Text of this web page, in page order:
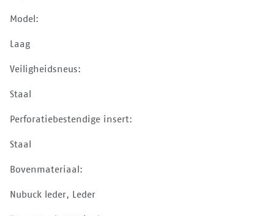
Model:
Laag
Veiligheidsneus:
Staal
Perforatiebestendige insert:
Staal
Bovenmateriaal:
Nubuck leder, Leder